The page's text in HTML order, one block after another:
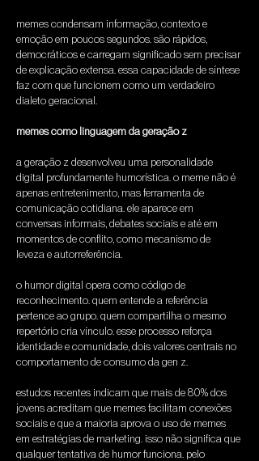
memes condensam informação, contexto e
emoção em poucos segundos. são rápidos,
democráticos e carregam significado sem precisar
de explicação extensa. essa capacidade de síntese
faz com que funcionem como um verdadeiro
dialeto geracional.
memes como linguagem da geração z
a geração z desenvolveu uma personalidade
digital profundamente humorística. o meme não é
apenas entretenimento, mas ferramenta de
comunicação cotidiana. ele aparece em
conversas informais, debates sociais e até em
momentos de conflito, como mecanismo de
leveza e autorreferência.
o humor digital opera como código de
reconhecimento. quem entende a referência
pertence ao grupo. quem compartilha o mesmo
repertório cria vínculo. esse processo reforça
identidade e comunidade, dois valores centrais no
comportamento de consumo da gen z.
estudos recentes indicam que mais de 80% dos
jovens acreditam que memes facilitam conexões
sociais e que a maioria aprova o uso de memes
em estratégias de marketing. isso não significa que
qualquer tentativa de humor funciona. pelo